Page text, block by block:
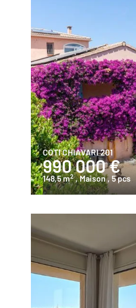
COTI CHIAVARI 201
990 000 €
148,5 m2 , Maison, 5 pcs